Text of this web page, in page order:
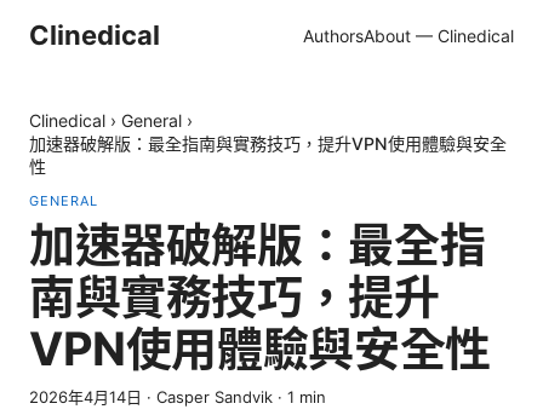
Clinedical AuthorsAbout — Clinedical
Clinedical › General ›
加速器破解版：最全指南與實務技巧，提升VPN使用體驗與安全
性
GENERAL
加速器破解版：最全指
南與實務技巧，提升
VPN使用體驗與安全性
2026年4月14日 · Casper Sandvik · 1 min